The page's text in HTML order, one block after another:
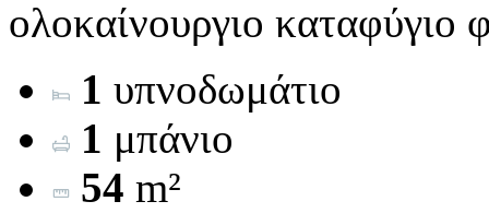
ολοκαίνουργιο καταφύγιο
1 υπνοδωμάτιο
1 μπάνιο
54 m²